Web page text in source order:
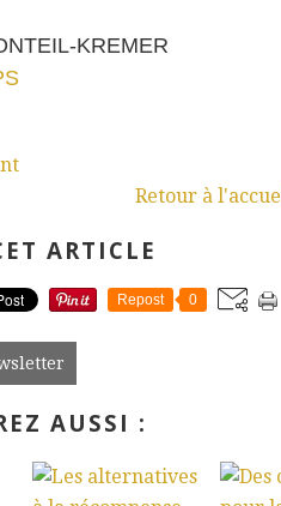
KREMER
Retour à
ARTICLE
Repost 0
AUSSI :